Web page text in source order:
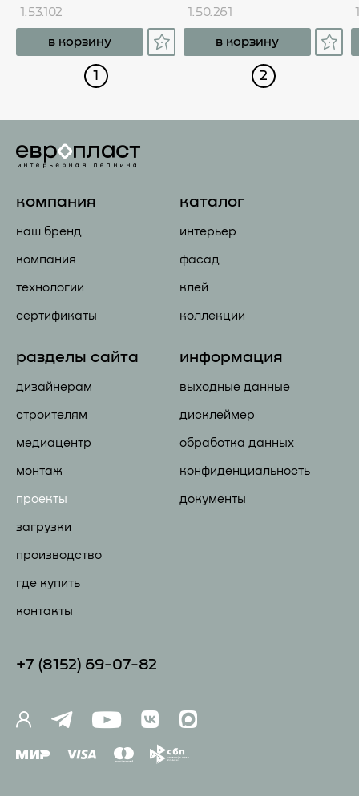
1.53.102
в корзину
1
1.50.261
в корзину
2
компания
наш бренд
компания
технологии
сертификаты
каталог
интерьер
фасад
клей
коллекции
разделы сайта
дизайнерам
строителям
медиацентр
монтаж
проекты
загрузки
производство
где купить
контакты
информация
выходные данные
дисклеймер
обработка данных
конфиденциальность
документы
+7 (81 52) 69-07-82